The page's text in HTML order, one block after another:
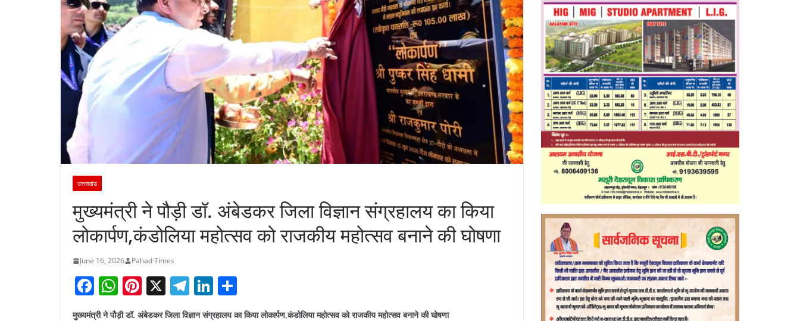
उत्तराखंड
मुख्यमंत्री ने पौड़ी डॉ. अंबेडकर जिला विज्ञान संग्रहालय का किया
लोकार्पण,कंडोलिया महोत्सव को राजकीय महोत्सव बनाने की घोषणा
June 16, 2026 Pahad Times
F
a
W
h
Pi
nt
X T Li
h
मुख्यमंत्री ने पौड़ी डॉ. अंबेडकर जिला विज्ञान संग्रहालय का किया लोकार्पण,कंडोलिया महोत्सव को राजकीय महोत्सव बनाने की घोषणा